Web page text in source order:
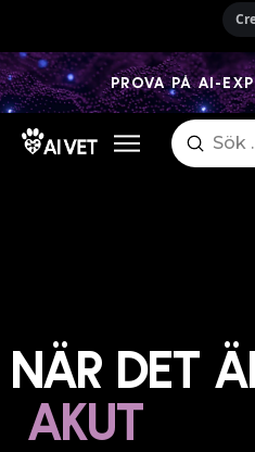
PROVA PÅ AI-
Search
NÄR DET
AKUT